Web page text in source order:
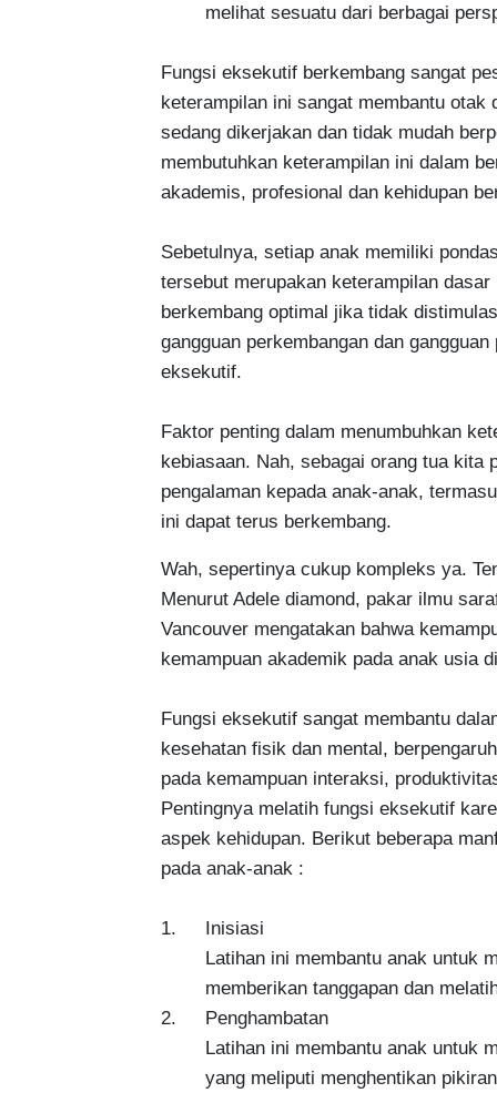
melihat sesuatu dari berbagai
Fungsi eksekutif berkembang sangat
keterampilan ini sangat membantu
sedang dikerjakan dan tidak mudah
membutuhkan keterampilan ini dalam
akademis, profesional dan kehidupan
Sebetulnya, setiap anak memiliki
tersebut merupakan keterampilan
berkembang optimal jika tidak
gangguan perkembangan dan
eksekutif.
Faktor penting dalam menumbuhkan
kebiasaan. Nah, sebagai orang tua kita
pengalaman kepada anak-anak,
ini dapat terus berkembang.
Wah, sepertinya cukup kompleks ya.
Menurut Adele diamond, pakar ilmu
Vancouver mengatakan bahwa
kemampuan akademik pada anak usia
Fungsi eksekutif sangat membantu
kesehatan fisik dan mental,
pada kemampuan interaksi,
Pentingnya melatih fungsi eksekutif
aspek kehidupan. Berikut beberapa
pada anak-anak :
1.	Inisiasi
Latihan ini membantu anak
memberikan tanggapan dan
2.	Penghambatan
Latihan ini membantu anak untuk
yang meliputi menghentikan